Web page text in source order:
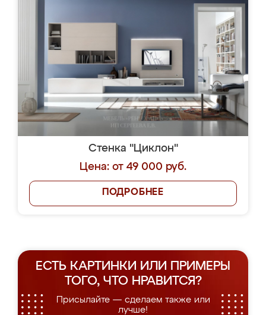
Стенка "Циклон"
Цена: от 49 000 руб.
ПОДРОБНЕЕ
ЕСТЬ КАРТИНКИ ИЛИ ПРИМЕРЫ
ТОГО, ЧТО НРАВИТСЯ?
Присылайте — сделаем также или
лучше!